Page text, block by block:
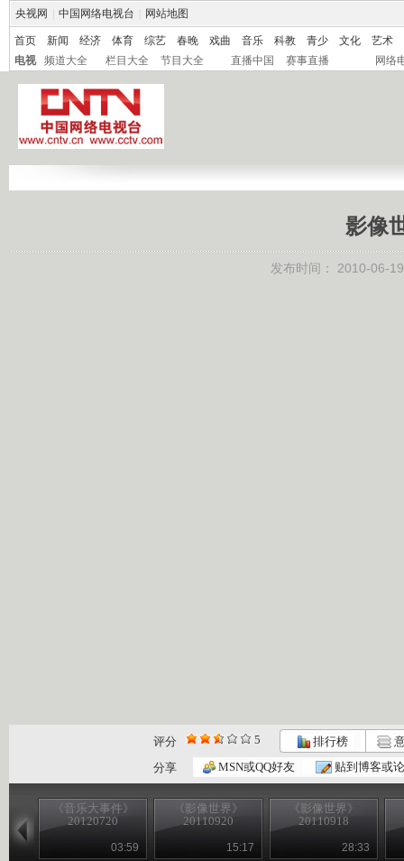
央视网 中国网络电视台 网站地图
首页 新闻 经济 体育 综艺 春晚 戏曲 音乐 科教 青少 文化
艺术
电视
频道大全 栏目大全 节目大全 直播中国 赛事直播 网络
影像
发布时间： 2010-06-
评分 5 排行榜
分享
MSN或QQ好友 贴到博客或
《音乐大事件》
20120720
03:59
《影像世界》
20110920
15:17
《影像世界》
20110918
28:33